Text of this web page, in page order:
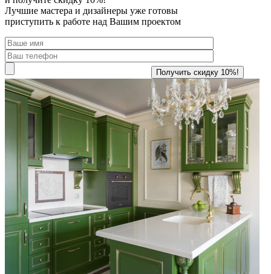
Лучшие мастера и дизайнеры уже готовы
приступить к работе над Вашим проектом